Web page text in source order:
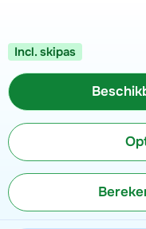
Incl. skipas